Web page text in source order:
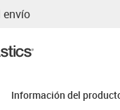
envío
Información del